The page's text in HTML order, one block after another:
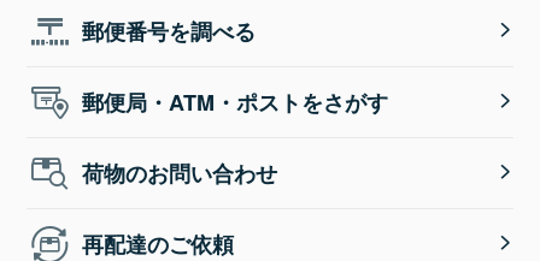
郵便番号を調べる
郵便局・ATM・ポストをさがす
荷物のお問い合わせ
再配達のご依頼